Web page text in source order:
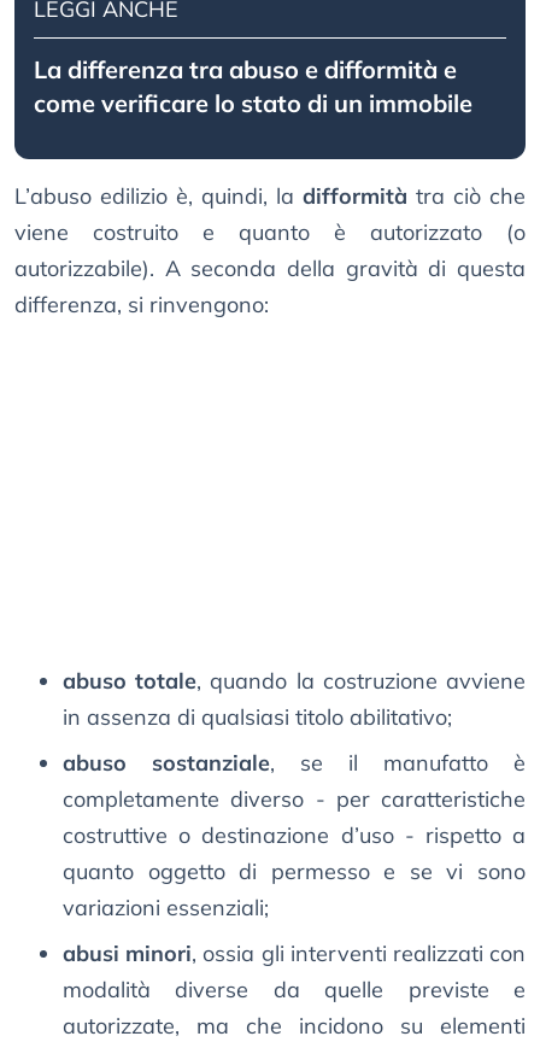
LEGGI ANCHE
La differenza tra abuso e difformità e
come verificare lo stato di un immobile
L’abuso edilizio è, quindi, la difformità tra ciò che
viene costruito e quanto è autorizzato (o
autorizzabile). A seconda della gravità di questa
differenza, si rinvengono:
abuso totale, quando la costruzione avviene
in assenza di qualsiasi titolo abilitativo;
abuso sostanziale, se il manufatto è
completamente diverso - per caratteristiche
costruttive o destinazione d’uso - rispetto a
quanto oggetto di permesso e se vi sono
variazioni essenziali;
abusi minori, ossia gli interventi realizzati con
modalità diverse da quelle previste e
autorizzate, ma che incidono su elementi